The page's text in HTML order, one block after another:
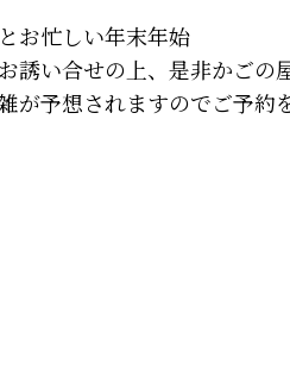
お忙しい年末年始
誘い合せの上、是非かごの
が予想されますのでご予約